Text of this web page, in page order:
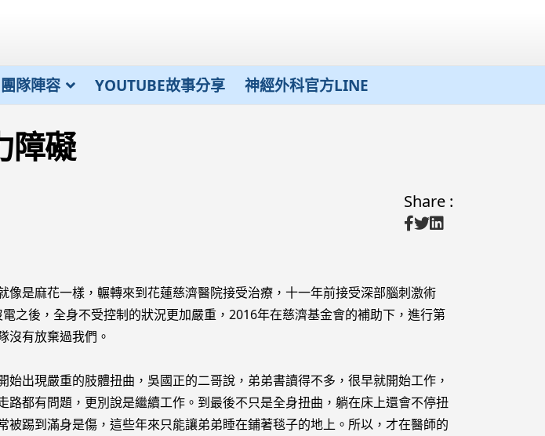
團隊陣容 YOUTUBE故事分享 神經外科官方LINE
障礙
Share :
是麻花一樣，輾轉來到花蓮慈濟醫院接受治療，十一年前接受深部腦刺激術
後，全身不受控制的狀況更加嚴重，2016年在慈濟基金會的補助下，進行第
沒有放棄過我們。
現嚴重的肢體扭曲，吳國正的二哥說，弟弟書讀得不多，很早就開始工作，
都有問題，更別說是繼續工作。到最後不只是全身扭曲，躺在床上還會不停扭
踢到滿身是傷，這些年來只能讓弟弟睡在鋪著毯子的地上。所以，才在醫師的